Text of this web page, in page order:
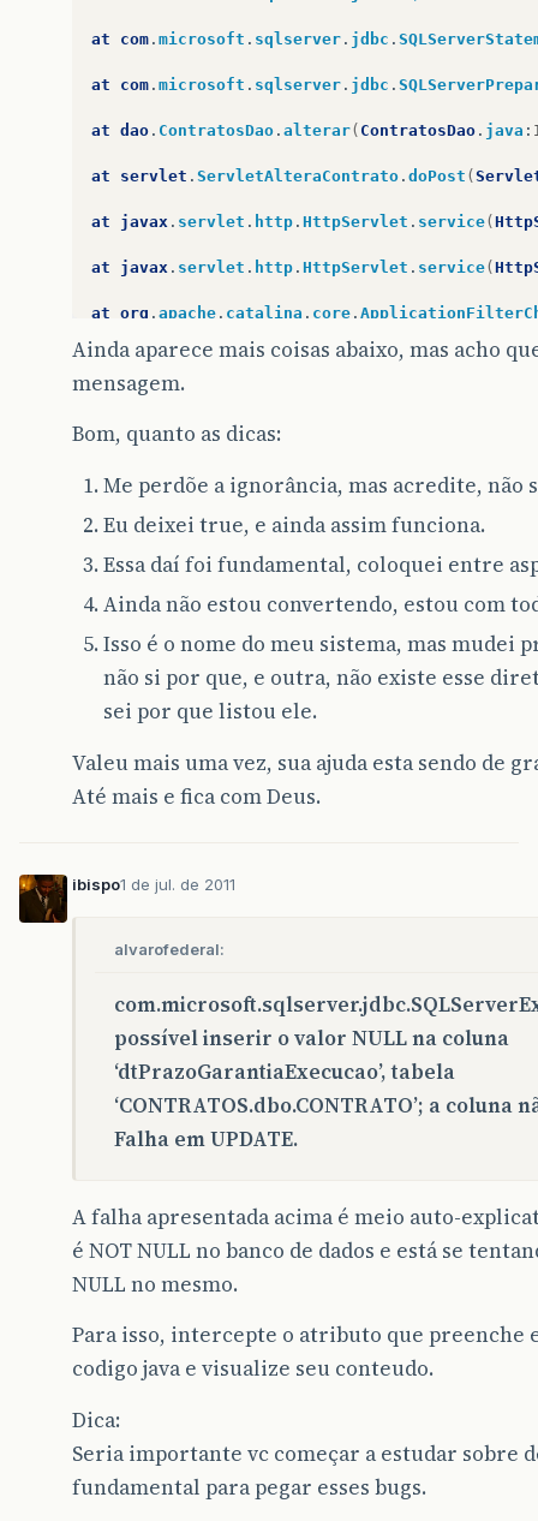
at com . microsoft . sqlserver . jdbc .
at com . microsoft . sqlserver . jdbc .
at dao . ContratosDao . alterar( ContratosDao . java :
at servlet . ServletAlteraContrato . doPost (
at javax . servlet . http . HttpServlet . service(
at javax . servlet . http . HttpServlet . service(
at org . apache . catalina . core .
at org.apache .catalina.core.
org
at org.apache. catalina.core.StandardHostValve .
catalina
. catalina connector CoyoteAdapter
at org. apache.coyote.http11 .Http11Processor.
at org . apache .coyote .http11
at org.apache.tomcat.util .net .JIoEndpoint$
Ainda aparece mais coisas abaixo, mas acho
mensagem.
Bom, quanto as dicas:
Me perdõe a ignorância, mas acredite, não
Eu deixei true, e ainda assim funciona.
Essa daí foi fundamental, coloquei entre
Ainda não estou convertendo, estou com
Isso é o nome do meu sistema, mas mudei
não si por que, e outra, não existe esse
sei por que listou ele.
Valeu mais uma vez, sua ajuda esta sendo de
Até mais e fica com Deus.
ibispo1 de jul. de 2011
alvarofederal:
possível inserir o valor NULL na coluna
‘dtPrazoGarantiaExecucao’, tabela
‘CONTRATOS.dbo.CONTRATO’; a coluna
Falha em UPDATE.
A falha apresentada acima é meio auto-
é NOT NULL no banco de dados e está se
NULL no mesmo.
Para isso, intercepte o atributo que preenche
codigo java e visualize seu conteudo.
Dica:
Seria importante vc começar a estudar sobre
fundamental para pegar esses bugs.